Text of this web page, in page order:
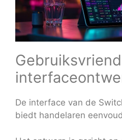
De interface van de
biedt handelaren